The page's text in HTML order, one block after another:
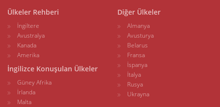
Ülkeler Rehberi
İngiltere
Avustralya
Kanada
Amerika
İngilizce Konuşulan Ülkeler
Güney Afrika
İrlanda
Malta
Diğer Ülkeler
Almanya
Avusturya
Belarus
Fransa
İspanya
İtalya
Rusya
Ukrayna